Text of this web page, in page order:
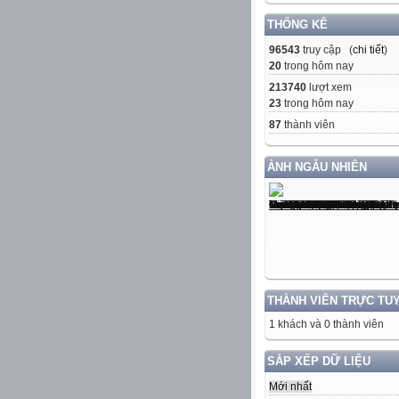
THỐNG KÊ
96543 truy cập (chi tiết)
20 trong hôm nay
213740 lượt xem
23 trong hôm nay
87 thành viên
ẢNH NGẪU NHIÊN
THÀNH VIÊN TRỰC
1 khách và 0 thành viên
SẮP XẾP DỮ LIỆU
Mới nhất